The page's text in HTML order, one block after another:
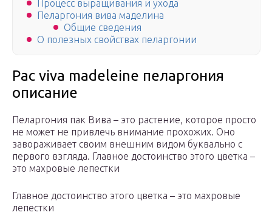
Процесс выращивания и ухода
Пеларгония вива маделина
Общие сведения
О полезных свойствах пеларгонии
Pac viva madeleine пеларгония
описание
Пеларгония пак Вива – это растение, которое просто
не может не привлечь внимание прохожих. Оно
завораживает своим внешним видом буквально с
первого взгляда. Главное достоинство этого цветка –
это махровые лепестки
Главное достоинство этого цветка – это махровые
лепестки